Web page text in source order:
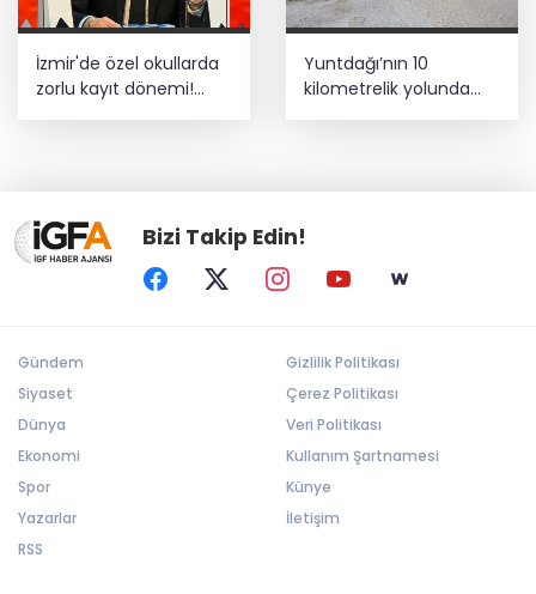
İzmir'de özel okullarda
zorlu kayıt dönemi!
Yuntdağı’nın 10
kilometrelik yolunda
Bizi Takip Edin!
Gündem
Siyaset
Dünya
Ekonomi
Spor
Yazarlar
RSS
Gizlilik Politikası
Çerez Politikası
Veri Politikası
Kullanım Şartnamesi
Künye
İletişim